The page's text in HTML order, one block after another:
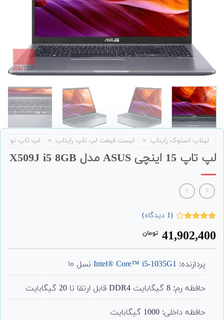
لپتاپ استوک رایتاپ » لیست قیمت لپ تاپ رایتاپ » لپ تاپ نو
لپ تاپ 15 اینچی ASUS مدل X509J i5 8GB
4.00
از 5
مشتری
(
1 دیدگاه)
41,902,400 تومان
پردازنده: Intel® Core™ i5-1035G1نسل ۱۰
حافظه رم: 8 گیگابایت DDR4 قابل ارتقا تا 20 گیگابایت
حافظه داخلی: 1000 گیگابایت